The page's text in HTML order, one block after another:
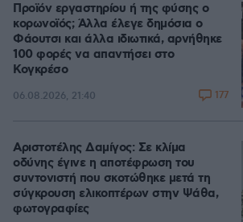
Προϊόν εργαστηρίου ή της φύσης ο
κορωνοϊός; Άλλα έλεγε δημόσια ο
Φάουτσι και άλλα ιδιωτικά, αρνήθηκε
100 φορές να απαντήσει στο
Κογκρέσο
06.08.2026, 21:40 177
Αριστοτέλης Δαμίγος: Σε κλίμα
οδύνης έγινε η αποτέφρωση του
συντονιστή που σκοτώθηκε μετά τη
σύγκρουση ελικοπτέρων στην Ψάθα,
φωτογραφίες